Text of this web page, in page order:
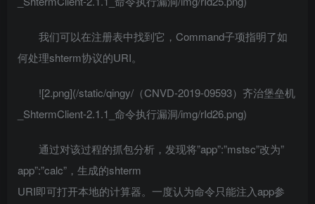
我们可以在注册表中找到它，Command子项指明了如
何处理shterm协议的URI。
![2.png](/static/qingy/（CNVD-2019-09593）齐治堡垒机
_ShtermClient-2.1.1_命令执行漏洞/img/rId26.png)
通过对该过程的抓包分析，发现将”app”:”mstsc”改为”
app”:”calc”，生成的shterm
URI即可打开本地的计算器。一度认为命令只能注入app参